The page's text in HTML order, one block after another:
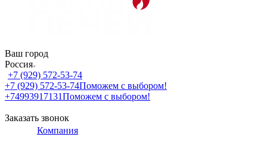
Ваш город
Россия
+7 (929) 572-53-74
+7 (929) 572-53-74Поможем с выбором!
+74993917131Поможем с выбором!
Заказать звонок
Компания